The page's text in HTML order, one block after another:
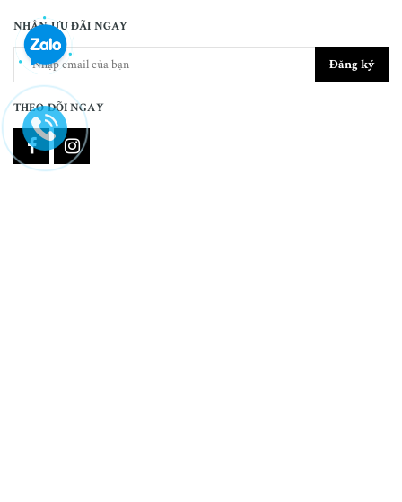
NHẬN ƯU ĐÃI NGAY
Đăng ký
THEO DÕI NGAY